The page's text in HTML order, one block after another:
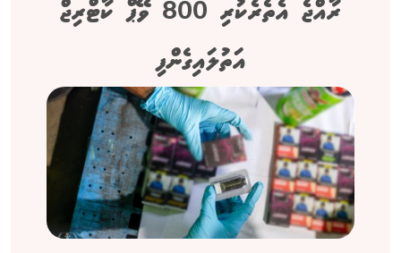
ރާއްޖެ އެތެރެކުރި 800 ވޭޕް ކާޓްރިޖް
އަތުލައިގެންފި